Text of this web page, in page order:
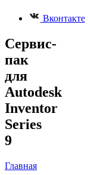
Вконтакте
Сервис-
пак
для
Autodesk
Inventor
Series
9
Главная